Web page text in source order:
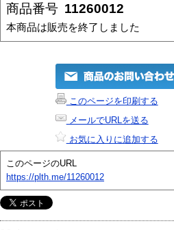
商品番号 11260012
本商品は販売を終了しました
このページを印刷する
メールでURLを送る
お気に入りに追加する
このページのURL
https://plth.me/11260012